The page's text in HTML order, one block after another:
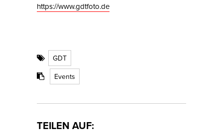
https://www.gdtfoto.de
GDT
Events
TEILEN AUF: